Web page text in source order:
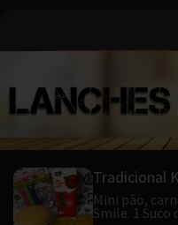
Tradicional
Mini pão,
Smile. 1 Suco